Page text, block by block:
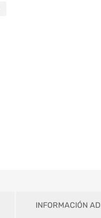
INFORMACIÓN